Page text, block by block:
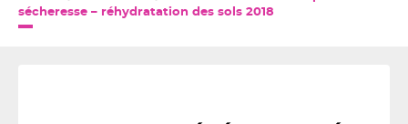
sécheresse – réhydratation des sols 2018